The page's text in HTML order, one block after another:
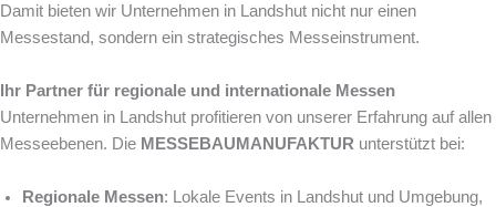
Damit bieten wir Unternehmen in Landshut nicht nur einen
Messestand, sondern ein strategisches Messeinstrument.
Ihr Partner für regionale und internationale Messen
Unternehmen in Landshut profitieren von unserer Erfahrung auf allen
Messeebenen. Die MESSEBAUMANUFAKTUR unterstützt bei:
Regionale Messen: Lokale Events in Landshut und Umgebung,